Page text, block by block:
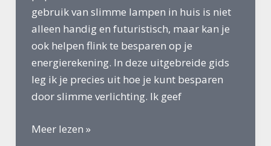
gebruik van slimme lampen in huis is niet
alleen handig en futuristisch, maar kan je
ook helpen flink te besparen op je
energierekening. In deze uitgebreide gids
leg ik je precies uit hoe je kunt besparen
door slimme verlichting. Ik geef
Besparen
Meer lezen »